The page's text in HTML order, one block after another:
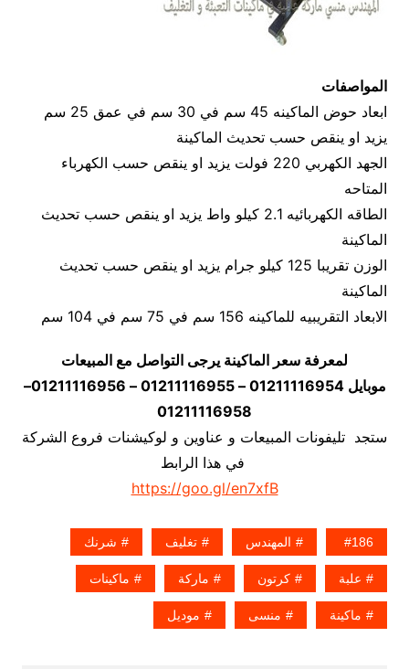
المواصفات
ابعاد حوض الماكينه 45 سم في 30 سم في عمق 25 سم
يزيد او ينقص حسب تحديث الماكينة
الجهد الكهربي 220 فولت يزيد او ينقص حسب الكهرباء
المتاحه
الطاقه الكهربائيه 2.1 كيلو واط يزيد او ينقص حسب تحديث
الماكينة
الوزن تقريبا 125 كيلو جرام يزيد او ينقص حسب تحديث
الماكينة
الابعاد التقريبيه للماكينه 156 سم في 75 سم في 104 سم
لمعرفة سعر الماكينة يرجى التواصل مع المبيعات
موبايل 01211116954 – 01211116955 – 01211116956–
01211116958
ستجد تليفونات المبيعات و عناوين و لوكيشنات فروع الشركة
في هذا الرابط
https://goo.gl/en7xfB
186 المهندس تغليف شرنك
علبة كرتون ماركة ماكينات
ماكينة منسى موديل